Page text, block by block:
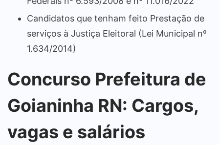
Candidatos que tenham feito Prestação de
serviços à Justiça Eleitoral (Lei Municipal nº
1.634/2014)
Concurso Prefeitura de
Goianinha RN: Cargos,
vagas e salários